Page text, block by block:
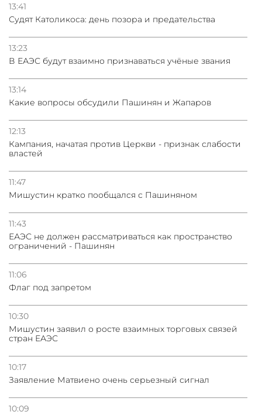
13:41
Судят Католикоса: день позора и предательства
13:23
В ЕАЭС будут взаимно признаваться учёные звания
13:14
Какие вопросы обсудили Пашинян и Жапаров
12:13
Кампания, начатая против Церкви - признак слабости
властей
11:47
Мишустин кратко пообщался с Пашиняном
11:43
ЕАЭС не должен рассматриваться как пространство
ограничений - Пашинян
11:06
Флаг под запретом
10:30
Мишустин заявил о росте взаимных торговых связей
стран ЕАЭС
10:17
Заявление Матвиено очень серьезный сигнал
10:09